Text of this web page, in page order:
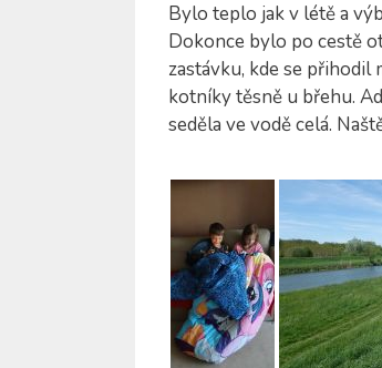
Bylo teplo jak v létě a
Dokonce bylo po cestě
zastávku, kde se přihodil
kotníky těsně u břehu.
seděla ve vodě celá.